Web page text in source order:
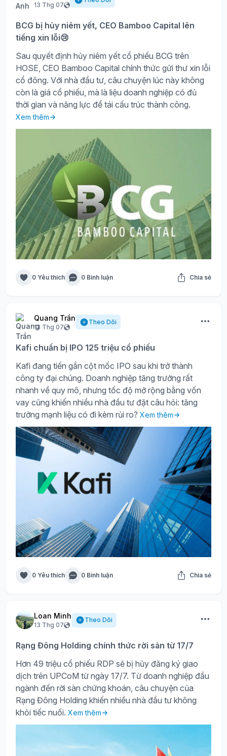
13 Thg 07
BCG bị hủy niêm yết, CEO Bamboo Capital lên
tiếng xin lỗi😢
Sau quyết định hủy niêm yết cổ phiếu BCG trên
HOSE, CEO Bamboo Capital chính thức gửi thư xin lỗi
cổ đông. Với nhà đầu tư, câu chuyện lúc này không
còn là giá cổ phiếu, mà là liệu doanh nghiệp có đủ
thời gian và năng lực để tái cấu trúc thành công.
Xem thêm
0 Yêu thích 0 Bình luận Chia sẻ
Quang Trần
13 Thg 07
Theo Dõi
Kafi chuẩn bị IPO 125 triệu cổ phiếu
Kafi đang tiến gần cột mốc IPO sau khi trở thành
công ty đại chúng. Doanh nghiệp tăng trưởng rất
nhanh về quy mô, nhưng tốc độ mở rộng bằng vốn
vay cũng khiến nhiều nhà đầu tư đặt câu hỏi: tăng
trưởng mạnh liệu có đi kèm rủi ro? Xem thêm
0 Yêu thích 0 Bình luận Chia sẻ
Loan Minh
13 Thg 07
Theo Dõi
Rạng Đông Holding chính thức rời sàn từ 17/7
Hơn 49 triệu cổ phiếu RDP sẽ bị hủy đăng ký giao
dịch trên UPCoM từ ngày 17/7. Từ doanh nghiệp đầu
ngành đến rời sàn chứng khoán, câu chuyện của
Rạng Đông Holding khiến nhiều nhà đầu tư không
khỏi tiếc nuối. Xem thêm